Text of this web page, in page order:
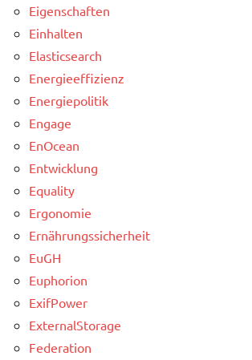
Eigenschaften
Einhalten
Elasticsearch
Energieeffizienz
Energiepolitik
Engage
EnOcean
Entwicklung
Equality
Ergonomie
Ernährungssicherheit
EuGH
Euphorion
ExifPower
ExternalStorage
Federation